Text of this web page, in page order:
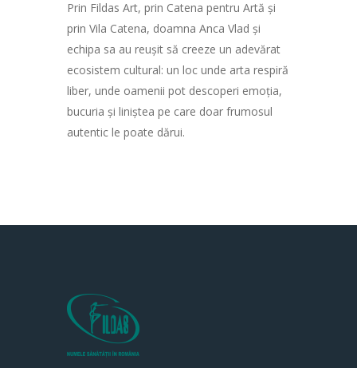
Prin Fildas Art, prin Catena pentru Artă și
prin Vila Catena, doamna Anca Vlad și
echipa sa au reușit să creeze un adevărat
ecosistem cultural: un loc unde arta respiră
liber, unde oamenii pot descoperi emoția,
bucuria și liniștea pe care doar frumosul
autentic le poate dărui.